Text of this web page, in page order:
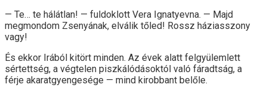
— Te… te hálátlan! — fuldoklott Vera Ignatyevna. — Majd
megmondom Zsenyának, elválik tőled! Rossz háziasszony
vagy!
És ekkor Irából kitört minden. Az évek alatt felgyülemlett
sértettség, a végtelen piszkálódásoktól való fáradtság, a
férje akaratgyengesége — mind kirobbant belőle.